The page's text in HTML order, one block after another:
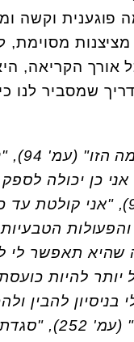
פוגענית וקשה
אורך הקריאה,
שמסביר לנו
"משהו
כן יכולה
הביתה. בשני המקרים, זו הצגה"
156), "אני רוצה שהיא
אני עצמי" (עמ' 177),
כל-כולי בניסיון
חשבון ההיכרות